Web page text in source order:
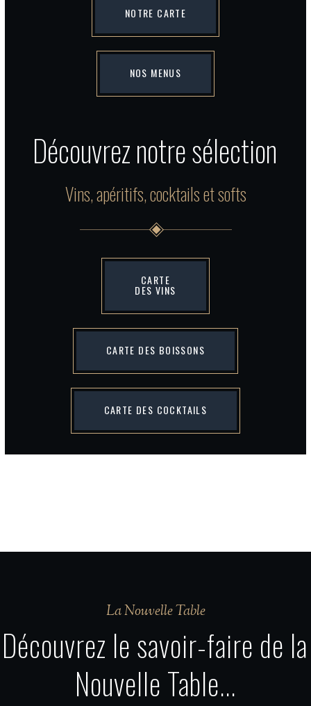
NOTRE CARTE
NOS MENUS
Découvrez notre sélection
Vins, apéritifs, cocktails et softs
CARTE
DES VINS
CARTE DES BOISSONS
CARTE DES COCKTAILS
La Nouvelle Table
Découvrez le savoir-faire de la
Nouvelle Table...